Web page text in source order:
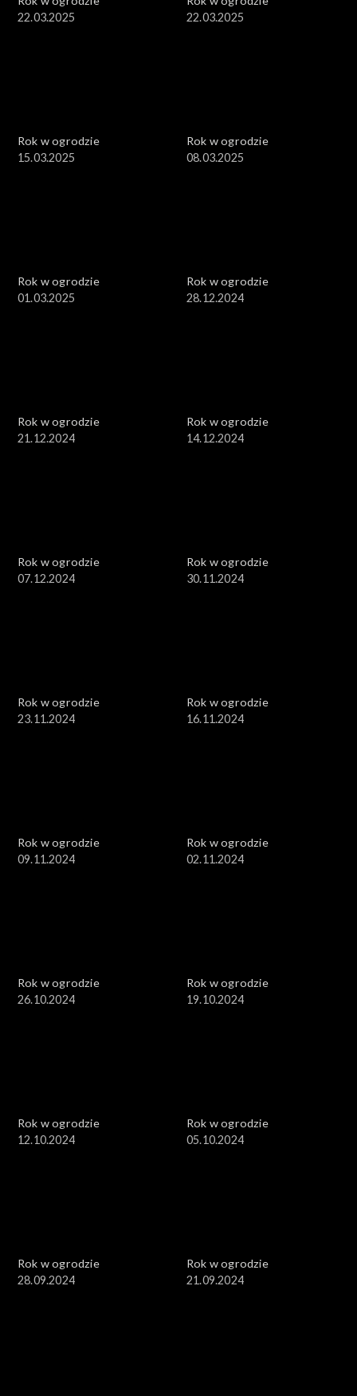
22.03.2025
22.03.2025
Rok w ogrodzie
15.03.2025
Rok w ogrodzie
08.03.2025
Rok w ogrodzie
01.03.2025
Rok w ogrodzie
28.12.2024
Rok w ogrodzie
21.12.2024
Rok w ogrodzie
14.12.2024
Rok w ogrodzie
07.12.2024
Rok w ogrodzie
30.11.2024
Rok w ogrodzie
23.11.2024
Rok w ogrodzie
16.11.2024
Rok w ogrodzie
09.11.2024
Rok w ogrodzie
02.11.2024
Rok w ogrodzie
26.10.2024
Rok w ogrodzie
19.10.2024
Rok w ogrodzie
12.10.2024
Rok w ogrodzie
05.10.2024
Rok w ogrodzie
28.09.2024
Rok w ogrodzie
21.09.2024